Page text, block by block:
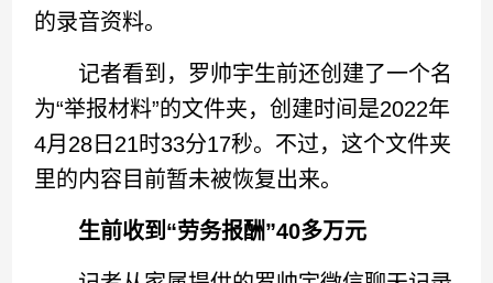
的录音资料。
记者看到，罗帅宇生前还创建了一个名
为“举报材料”的文件夹，创建时间是2022年
4月28日21时33分17秒。不过，这个文件夹
里的内容目前暂未被恢复出来。
生前收到“劳务报酬”40多万元